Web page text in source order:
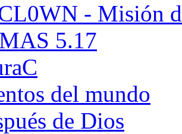
- Misión
5.17
del mundo
de Dios